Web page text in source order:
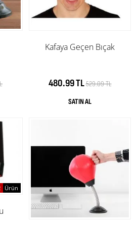
Kafaya Geçen Bıçak
480.99 TL529.09 TL
Ürün